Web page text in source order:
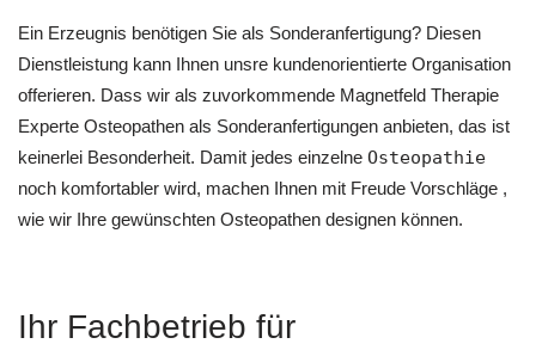
Ein Erzeugnis benötigen Sie als Sonderanfertigung? Diesen
Dienstleistung kann Ihnen unsre kundenorientierte Organisation
offerieren. Dass wir als zuvorkommende Magnetfeld Therapie
Experte Osteopathen als Sonderanfertigungen anbieten, das ist
keinerlei Besonderheit. Damit jedes einzelne Osteopathie
noch komfortabler wird, machen Ihnen mit Freude Vorschläge ,
wie wir Ihre gewünschten Osteopathen designen können.
Ihr Fachbetrieb für